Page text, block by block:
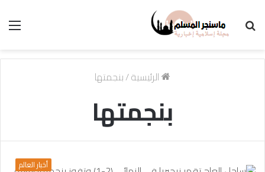
الرئيسية/بنجمتها
بنجمتها
أخبار العالم